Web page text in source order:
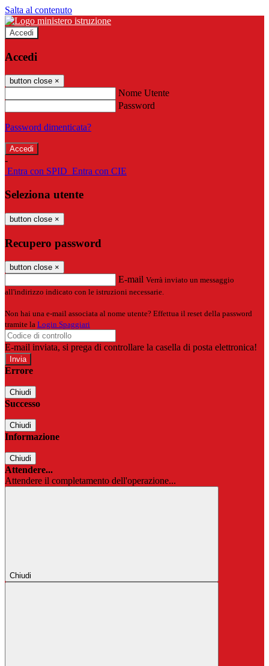
Salta al contenuto
Accedi
Accedi
button close ×
Nome Utente
Password
Password dimenticata?
-
Entra con SPID Entra con CIE
Seleziona utente
button close ×
Recupero password
button close ×
E-mail Verrà inviato un messaggio
all'indirizzo indicato con le istruzioni necessarie.
Non hai una e-mail associata al nome utente? Effettua il reset della password
tramite la Login Spaggiari
E-mail inviata, si prega di controllare la casella di posta elettronica!
Errore
Chiudi
Successo
Chiudi
Informazione
Chiudi
Attendere...
Attendere il completamento dell'operazione...
Chiudi